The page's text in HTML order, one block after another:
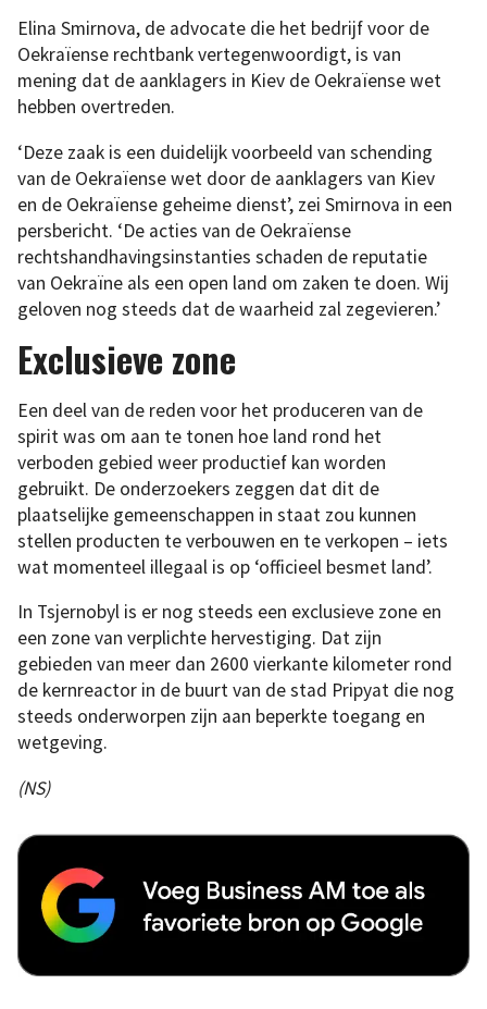
Elina Smirnova, de advocate die het bedrijf voor de
Oekraïense rechtbank vertegenwoordigt, is van
mening dat de aanklagers in Kiev de Oekraïense wet
hebben overtreden.
‘Deze zaak is een duidelijk voorbeeld van schending
van de Oekraïense wet door de aanklagers van Kiev
en de Oekraïense geheime dienst’, zei Smirnova in een
persbericht. ‘De acties van de Oekraïense
rechtshandhavingsinstanties schaden de reputatie
van Oekraïne als een open land om zaken te doen. Wij
geloven nog steeds dat de waarheid zal zegevieren.’
Exclusieve zone
Een deel van de reden voor het produceren van de
spirit was om aan te tonen hoe land rond het
verboden gebied weer productief kan worden
gebruikt. De onderzoekers zeggen dat dit de
plaatselijke gemeenschappen in staat zou kunnen
stellen producten te verbouwen en te verkopen – iets
wat momenteel illegaal is op ‘officieel besmet land’.
In Tsjernobyl is er nog steeds een exclusieve zone en
een zone van verplichte hervestiging. Dat zijn
gebieden van meer dan 2600 vierkante kilometer rond
de kernreactor in de buurt van de stad Pripyat die nog
steeds onderworpen zijn aan beperkte toegang en
wetgeving.
(NS)